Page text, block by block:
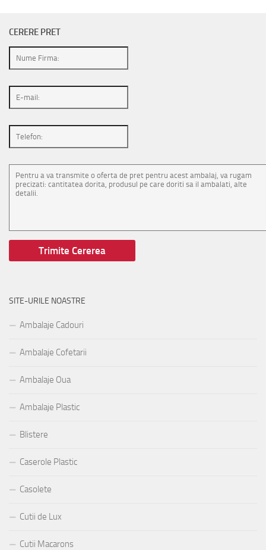
CERERE PRET
SITE-URILE NOASTRE
Ambalaje Cadouri
Ambalaje Cofetarii
Ambalaje Oua
Ambalaje Plastic
Blistere
Caserole Plastic
Casolete
Cutii de Lux
Cutii Macarons